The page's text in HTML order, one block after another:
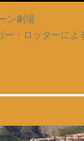
ン劇場
・ロッターに